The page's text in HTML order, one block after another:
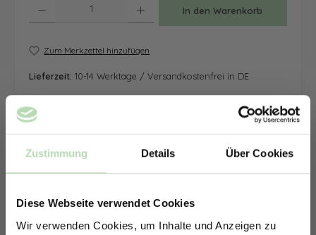
Zustimmung Details Über Cookies
Diese Webseite verwendet Cookies
Wir verwenden Cookies, um Inhalte und Anzeigen zu
In den Warenkorb
Zum Merkzettel hinzufügen
Lieferzeit: 10-14 Werktage / Versandkostenfrei in DE